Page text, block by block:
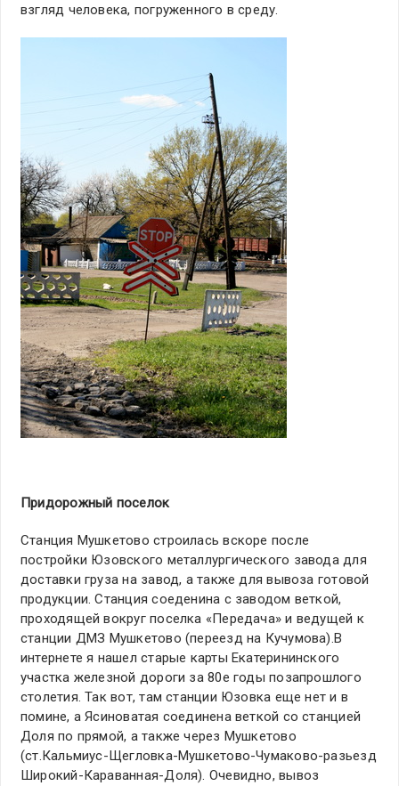
взгляд человека, погруженного в среду.
Придорожный поселок
Станция Мушкетово строилась вскоре после
постройки Юзовского металлургического завода для
доставки груза на завод, а также для вывоза готовой
продукции. Станция соеденина с заводом веткой,
проходящей вокруг поселка «Передача» и ведущей к
станции ДМЗ Мушкетово (переезд на Кучумова).В
интернете я нашел старые карты Екатерининского
участка железной дороги за 80е годы позапрошлого
столетия. Так вот, там станции Юзовка еще нет и в
помине, а Ясиноватая соединена веткой со станцией
Доля по прямой, а также через Мушкетово
(ст.Кальмиус-Щегловка-Мушкетово-Чумаково-разьезд
Широкий-Караванная-Доля). Очевидно, вывоз